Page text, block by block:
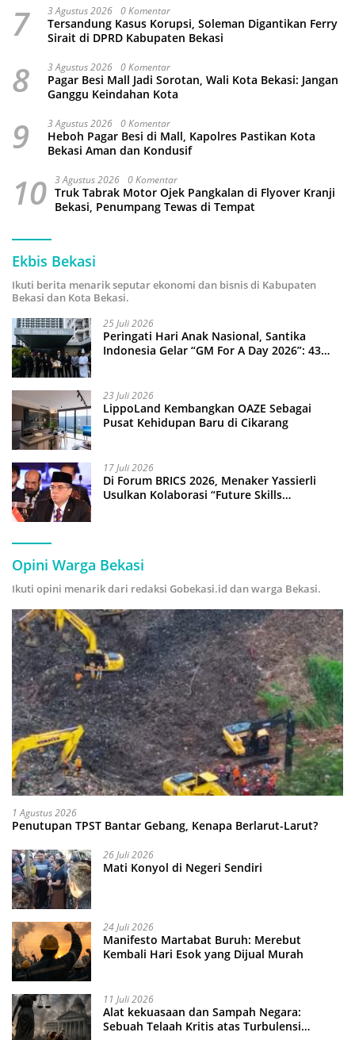
7 3 Agustus 2026 0 Komentar
Tersandung Kasus Korupsi, Soleman Digantikan Ferry
Sirait di DPRD Kabupaten Bekasi
8 3 Agustus 2026 0 Komentar
Pagar Besi Mall Jadi Sorotan, Wali Kota Bekasi: Jangan
Ganggu Keindahan Kota
9 3 Agustus 2026 0 Komentar
Heboh Pagar Besi di Mall, Kapolres Pastikan Kota
Bekasi Aman dan Kondusif
10 3 Agustus 2026 0 Komentar
Truk Tabrak Motor Ojek Pangkalan di Flyover Kranji
Bekasi, Penumpang Tewas di Tempat
Ekbis Bekasi
Ikuti berita menarik seputar ekonomi dan bisnis di Kabupaten
Bekasi dan Kota Bekasi.
25 Juli 2026
Peringati Hari Anak Nasional, Santika
Indonesia Gelar “GM For A Day 2026”: 43
23 Juli 2026
LippoLand Kembangkan OAZE Sebagai
Pusat Kehidupan Baru di Cikarang
17 Juli 2026
Di Forum BRICS 2026, Menaker Yassierli
Usulkan Kolaborasi “Future Skills
Opini Warga Bekasi
Ikuti opini menarik dari redaksi Gobekasi.id dan warga Bekasi.
1 Agustus 2026
Penutupan TPST Bantar Gebang, Kenapa Berlarut-Larut?
26 Juli 2026
Mati Konyol di Negeri Sendiri
24 Juli 2026
Manifesto Martabat Buruh: Merebut
Kembali Hari Esok yang Dijual Murah
11 Juli 2026
Alat kekuasaan dan Sampah Negara:
Sebuah Telaah Kritis atas Turbulensi